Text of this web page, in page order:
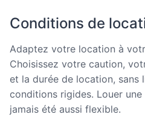
Conditions de
Adaptez votre location à
Choisissez votre caution,
et la durée de location, sans
conditions rigides. Louer
jamais été aussi flexible.